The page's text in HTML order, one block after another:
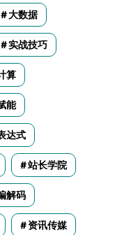
大数据
实战技巧
算
能
达式
站长学院
解码
资讯传媒